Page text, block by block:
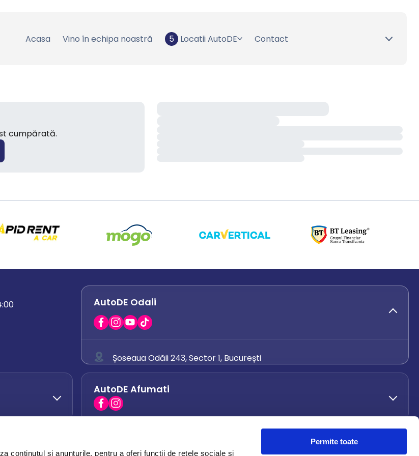
conținutul și anunțurile, pentru a oferi funcții de rețele sociale și
Permite toate
Acasa Vino în echipa noastră 5 Locatii AutoDE Contact
cumpărată.
AutoDE Odaii
Șoseaua Odăii 243, Sector 1, București
0742 444 194
office.odaii@autode.ro
AutoDE Afumati